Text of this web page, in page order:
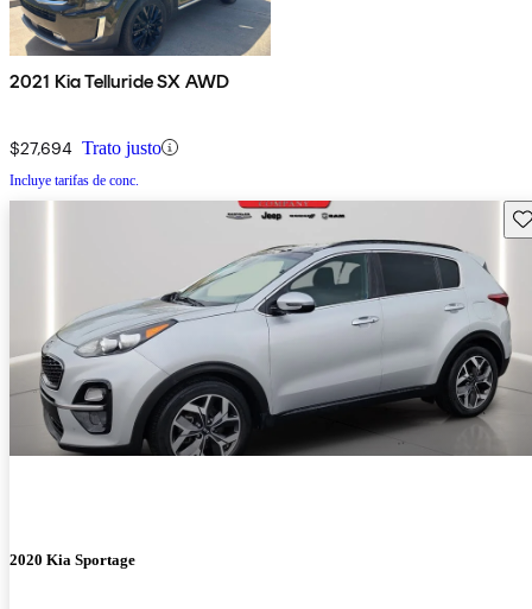
2021 Kia Telluride SX AWD
$27,694 Trato justo
Incluye tarifas de conc.
2020 Kia Sportage